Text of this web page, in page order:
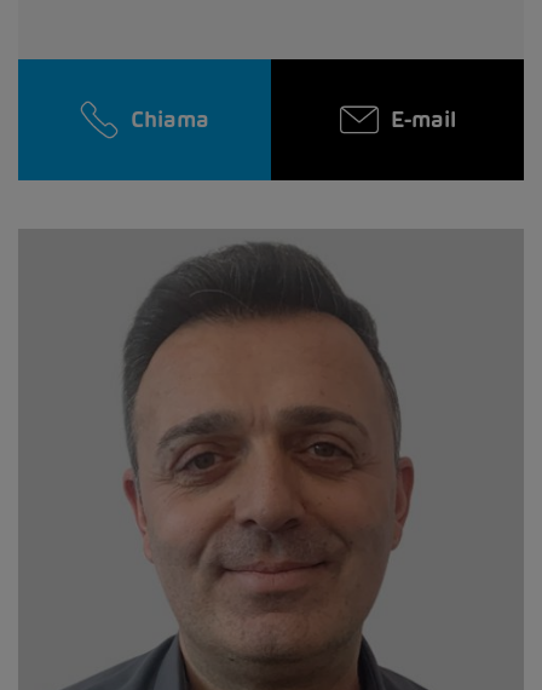
Chiama E-mail